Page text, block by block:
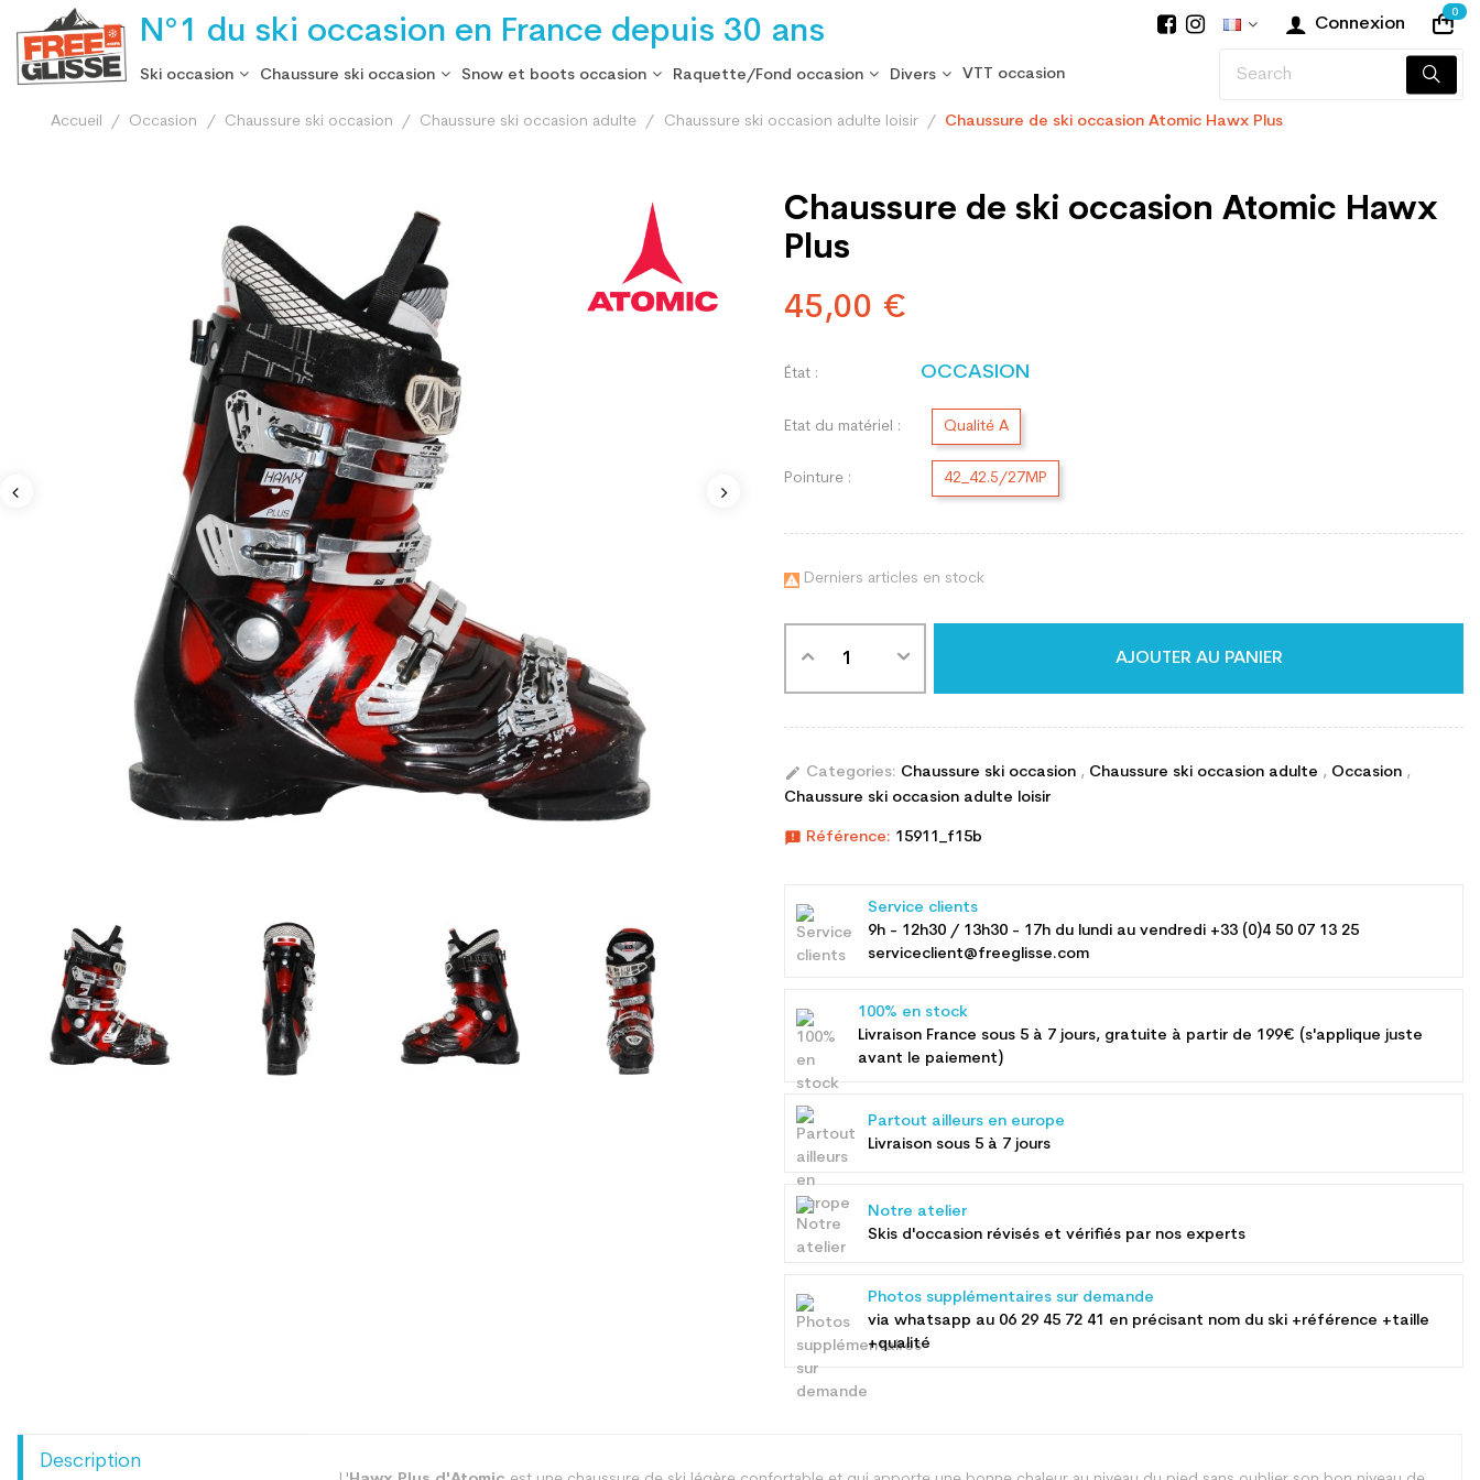
N°1 du ski occasion en France depuis 30 ans Connexion
0
Ski occasion Chaussure ski occasion Snow et boots occasion Raquette/Fond occasion Divers VTT occasion
Accueil Occasion Chaussure ski occasion Chaussure ski occasion adulte Chaussure ski occasion adulte loisir Chaussure de ski occasion Atomic Hawx Plus
Chaussure de ski occasion Atomic Hawx
Plus
45,00 €
État : OCCASION
Etat du matériel : Qualité A
Pointure : 42_42.5/27MP
 Derniers articles en stock
AJOUTER AU PANIER
edit Categories: Chaussure ski occasion , Chaussure ski occasion adulte , Occasion ,
Chaussure ski occasion adulte loisir
announcement Référence: 15911_f15b
Service clients
9h - 12h30 / 13h30 - 17h du lundi au vendredi +33 (0)4 50 07 13 25
serviceclient@freeglisse.com
100% en stock
Livraison France sous 5 à 7 jours, gratuite à partir de 199€ (s'applique juste
avant le paiement)
Partout ailleurs en europe
Livraison sous 5 à 7 jours
Notre atelier
Skis d'occasion révisés et vérifiés par nos experts
Photos supplémentaires sur demande
via whatsapp au 06 29 45 72 41 en précisant nom du ski +référence +taille
+qualité
Description